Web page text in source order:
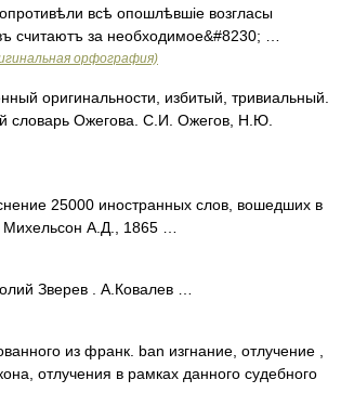
всѣ опошлѣвшіе возгласы
считаютъ за необходимое&#8230; …
орфография)
оригинальности, избитый, тривиальный.
словарь Ожегова. С.И. Ожегов, Н.Ю.
25000 иностранных слов, вошедших в
Михельсон А.Д., 1865 …
Зверев . А.Ковалев …
из франк. ban изгнание, отлучение ,
отлучения в рамках данного судебного